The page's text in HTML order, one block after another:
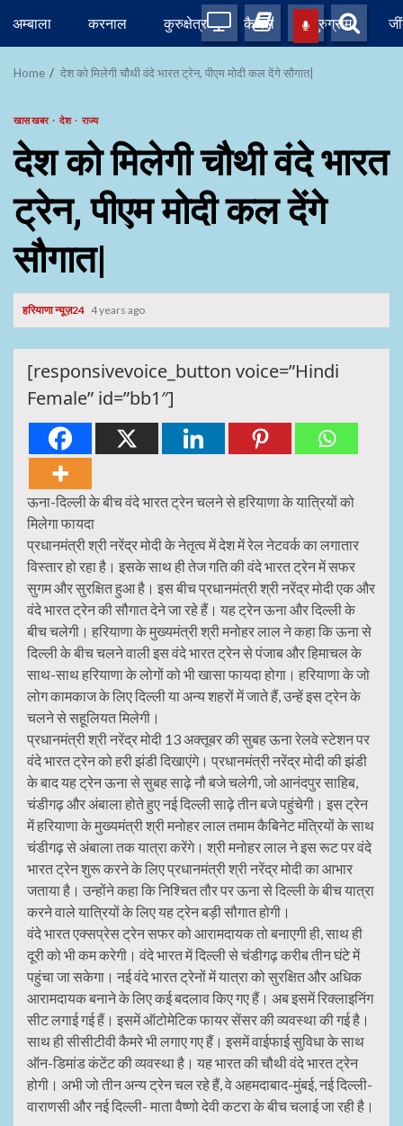
content
अम्बाला करनाल कुरुक्षेत्र कैथल गुरुग्राम
Home देश को मिलेगी चौथी वंदे भारत ट्रेन, पीएम मोदी कल देंगे सौगात|
खास खबर देश राज्य
देश को मिलेगी चौथी वंदे भारत
ट्रेन, पीएम मोदी कल देंगे
सौगात|
हरियाणा न्यूज़24 4 years ago
[responsivevoice_button voice=”Hindi
Female” id=”bb1″]
ऊना-दिल्ली के बीच वंदे भारत ट्रेन चलने से हरियाणा के यात्रियों को
मिलेगा फायदा
प्रधानमंत्री श्री नरेंद्र मोदी के नेतृत्व में देश में रेल नेटवर्क का लगातार
विस्तार हो रहा है। इसके साथ ही तेज गति की वंदे भारत ट्रेन में सफर
सुगम और सुरक्षित हुआ है। इस बीच प्रधानमंत्री श्री नरेंद्र मोदी एक और
वंदे भारत ट्रेन की सौगात देने जा रहे हैं। यह ट्रेन ऊना और दिल्ली के
बीच चलेगी। हरियाणा के मुख्यमंत्री श्री मनोहर लाल ने कहा कि ऊना से
दिल्ली के बीच चलने वाली इस वंदे भारत ट्रेन से पंजाब और हिमाचल के
साथ-साथ हरियाणा के लोगों को भी खासा फायदा होगा। हरियाणा के जो
लोग कामकाज के लिए दिल्ली या अन्य शहरों में जाते हैं, उन्हें इस ट्रेन के
चलने से सहूलियत मिलेगी।
प्रधानमंत्री श्री नरेंद्र मोदी 13 अक्तूबर की सुबह ऊना रेलवे स्टेशन पर
वंदे भारत ट्रेन को हरी झंडी दिखाएंगे। प्रधानमंत्री नरेंद्र मोदी की झंडी
के बाद यह ट्रेन ऊना से सुबह साढ़े नौ बजे चलेगी, जो आनंदपुर साहिब,
चंडीगढ़ और अंबाला होते हुए नई दिल्ली साढ़े तीन बजे पहुंचेगी। इस ट्रेन
में हरियाणा के मुख्यमंत्री श्री मनोहर लाल तमाम कैबिनेट मंत्रियों के साथ
चंडीगढ़ से अंबाला तक यात्रा करेंगे। श्री मनोहर लाल ने इस रूट पर वंदे
भारत ट्रेन शुरू करने के लिए प्रधानमंत्री श्री नरेंद्र मोदी का आभार
जताया है। उन्होंने कहा कि निश्चित तौर पर ऊना से दिल्ली के बीच यात्रा
करने वाले यात्रियों के लिए यह ट्रेन बड़ी सौगात होगी।
वंदे भारत एक्सप्रेस ट्रेन सफर को आरामदायक तो बनाएगी ही, साथ ही
दूरी को भी कम करेगी। वंदे भारत में दिल्ली से चंडीगढ़ करीब तीन घंटे में
पहुंचा जा सकेगा। नई वंदे भारत ट्रेनों में यात्रा को सुरक्षित और अधिक
आरामदायक बनाने के लिए कई बदलाव किए गए हैं। अब इसमें रिक्लाइनिंग
सीट लगाई गई हैं। इसमें ऑटोमेटिक फायर सेंसर की व्यवस्था की गई है।
साथ ही सीसीटीवी कैमरे भी लगाए गए हैं। इसमें वाईफाई सुविधा के साथ
ऑन-डिमांड कंटेंट की व्यवस्था है। यह भारत की चौथी वंदे भारत ट्रेन
होगी। अभी जो तीन अन्य ट्रेन चल रहे हैं, वे अहमदाबाद-मुंबई, नई दिल्ली-
वाराणसी और नई दिल्ली- माता वैष्णो देवी कटरा के बीच चलाई जा रही है।